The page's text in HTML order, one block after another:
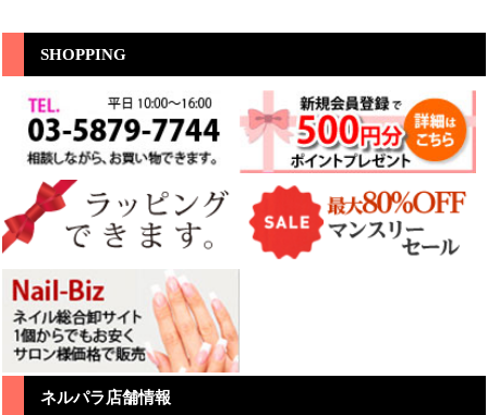
SHOPPING
ネルパラ店舗情報